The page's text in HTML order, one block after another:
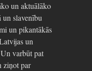
un aktuālāko
slavenību
un pikantākās
un
varbūt pat
ziņot par